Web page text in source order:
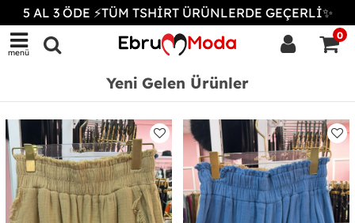
5 AL 3 ÖDE ⚡TÜM TSHİRT ÜRÜNLERDE GEÇERLİ✨
menü
0
Yeni Gelen Ürünler